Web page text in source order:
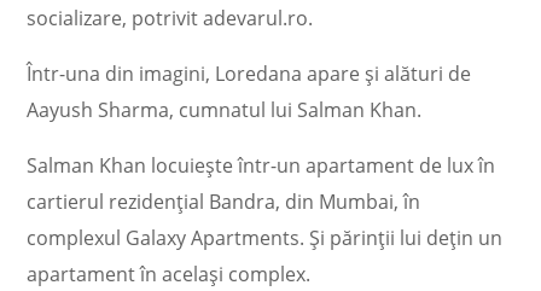
socializare, potrivit adevarul.ro.
Într-una din imagini, Loredana apare și alături de
Aayush Sharma, cumnatul lui Salman Khan.
Salman Khan locuiește într-un apartament de lux în
cartierul rezidenţial Bandra, din Mumbai, în
complexul Galaxy Apartments. Și părinții lui dețin un
apartament în același complex.